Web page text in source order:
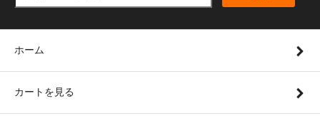
ホーム
カートを見る